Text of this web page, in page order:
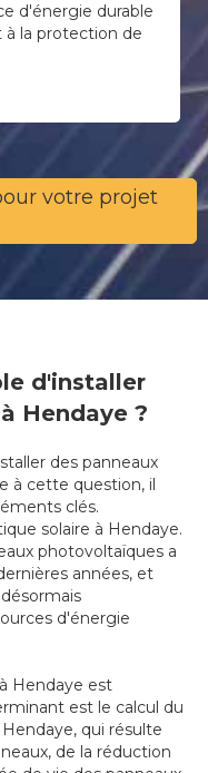
d'énergie durable
la protection de
votre projet
d'installer
Hendaye ?
des panneaux
à cette question, il
clés.
solaire à Hendaye.
photovoltaïques a
années, et
d'énergie
Hendaye est
est le calcul du
qui résulte
de la réduction